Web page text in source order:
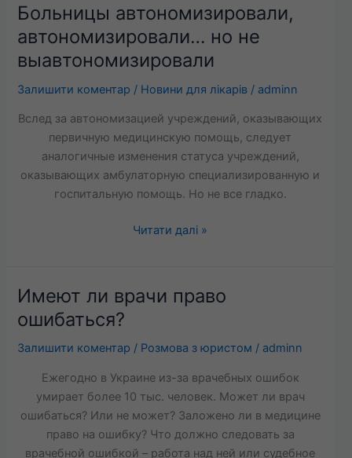
Больницы автономизировали,
автономизировали… но не
выавтономизировали
Залишити коментар / Новини для лікарів / adminn
Вслед за автономизацией учреждений, оказывающих
первичную медицинскую помощь, следует
аналогичные изменения статуса учреждений,
оказывающих амбулаторную специализированную и
госпитальную помощь. Но не все гладко.
Больницы
автономизировали…
но
не
Читати далі »
Имеют ли врачи право
ошибаться?
Залишити коментар / Розмова з юристом / adminn
Ежегодно в Украине из-за врачебных ошибок
умирает более 10 тыс. человек. Может ли врач
ошибаться? Или не может? Заложено ли в медицине
право на ошибку? Что должно следовать за
врачебной ошибкой – работа над ней или судебное
Имеют
право